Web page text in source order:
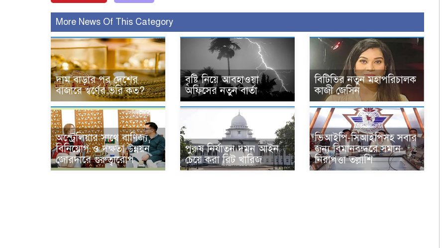
More News Of This Category
দাম বাড়ার পর দেশের
বাজারে স্বর্ণের ভরি কত?
বৃষ্টি নিয়ে আবহাওয়া
অফিসের নতুন বার্তা
বিটিভির নতুন মহাপরিচালক
কাজী জেসিন
অস্ট্রেলিয়ার সাথে বাণিজ্য,
বিনিয়োগ ও দক্ষতা উন্নয়ন
জোরদারে গুরুত্বারোপ
পুরুষ নির্যাতন দমন আইন
চেয়ে করা রিট খারিজ
ভিআইপি-সিআইপিসহ সবার
জন্য বিমানবন্দরে সমান
নিরাপত্তা তল্লাশি